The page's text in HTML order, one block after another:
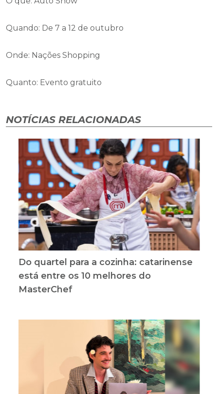
Quando: De 7 a 12 de outubro
Onde: Nações Shopping
Quanto: Evento gratuito
NOTÍCIAS RELACIONADAS
Do quartel para a cozinha: catarinense
está entre os 10 melhores do
MasterChef